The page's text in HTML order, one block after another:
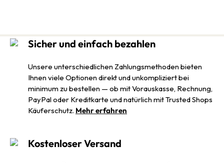
Sicher und einfach bezahlen
Unsere unterschiedlichen Zahlungsmethoden bieten
Ihnen viele Optionen direkt und unkompliziert bei
minimum zu bestellen — ob mit Vorauskasse, Rechnung,
PayPal oder Kreditkarte und natürlich mit Trusted Shops
Käuferschutz. Mehr erfahren
Kostenloser Versand